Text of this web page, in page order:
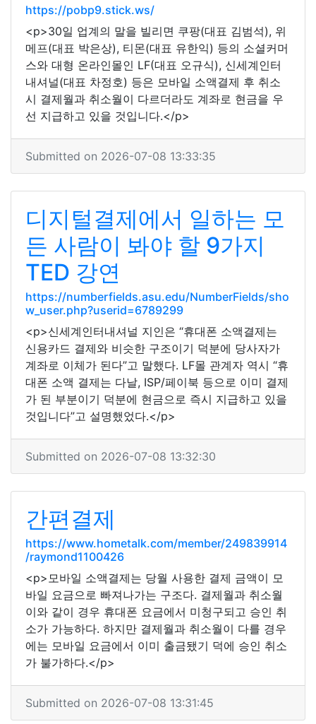
https://pobp9.stick.ws/
<p>30일 업계의 말을 빌리면 쿠팡(대표 김범석), 위
메프(대표 박은상), 티몬(대표 유한익) 등의 소셜커머
스와 대형 온라인몰인 LF(대표 오규식), 신세계인터
내셔널(대표 차정호) 등은 모바일 소액결제 후 취소
시 결제월과 취소월이 다르더라도 계좌로 현금을 우
선 지급하고 있을 것입니다.</p>
Submitted on 2026-07-08 13:33:35
디지털결제에서 일하는 모
든 사람이 봐야 할 9가지
TED 강연
https://numberfields.asu.edu/NumberFields/sho
w_user.php?userid=6789299
<p>신세계인터내셔널 지인은 “휴대폰 소액결제는
신용카드 결제와 비슷한 구조이기 덕분에 당사자가
계좌로 이체가 된다”고 말했다. LF몰 관계자 역시 “휴
대폰 소액 결제는 다날, ISP/페이북 등으로 이미 결제
가 된 부분이기 덕분에 현금으로 즉시 지급하고 있을
것입니다”고 설명했었다.</p>
Submitted on 2026-07-08 13:32:30
간편결제
https://www.hometalk.com/member/249839914
/raymond1100426
<p>모바일 소액결제는 당월 사용한 결제 금액이 모
바일 요금으로 빠져나가는 구조다. 결제월과 취소월
이와 같이 경우 휴대폰 요금에서 미청구되고 승인 취
소가 가능하다. 하지만 결제월과 취소월이 다를 경우
에는 모바일 요금에서 이미 출금됐기 덕에 승인 취소
가 불가하다.</p>
Submitted on 2026-07-08 13:31:45